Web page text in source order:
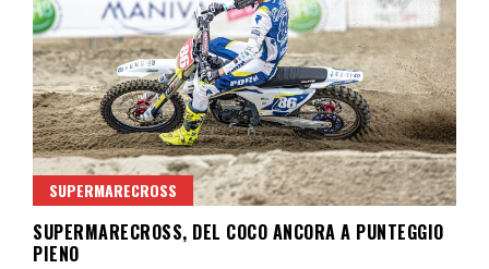
SUPERMARECROSS
SUPERMARECROSS, DEL COCO ANCORA A PUNTEGGIO
PIENO